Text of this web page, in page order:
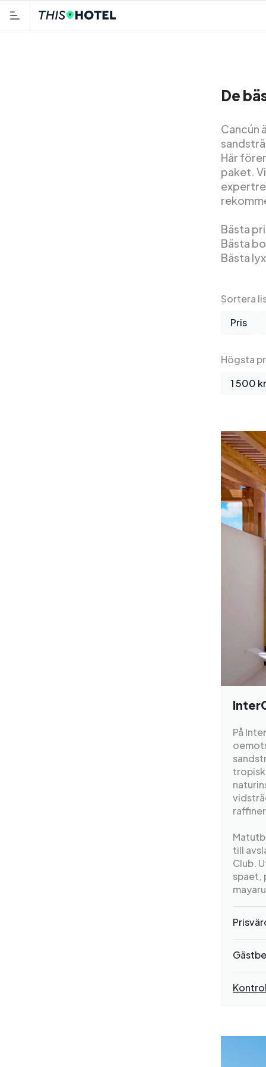
De
Cancún
Här
paket.
Bästa
Bästa
Bästa
Sortera
Pris
Högsta
1 500 kr
På
till
Club.
spaet,